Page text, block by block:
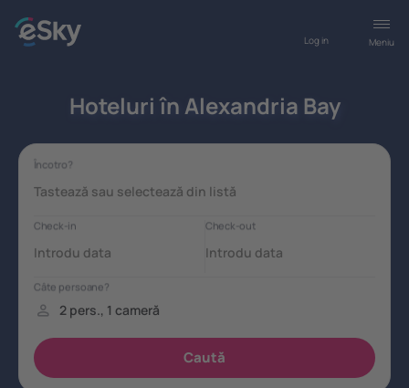
Meniu
Log in
Hoteluri în Alexandria Bay